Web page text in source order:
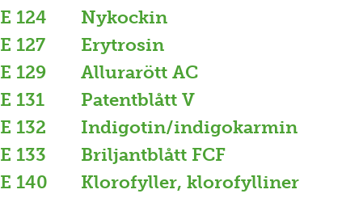
E 124 Nykockin
E 127 Erytrosin
E 129 Allurarött AC
E 131 Patentblått V
E 132 Indigotin/indigokarmin
E 133 Briljantblått FCF
E 140 Klorofyller, klorofylliner